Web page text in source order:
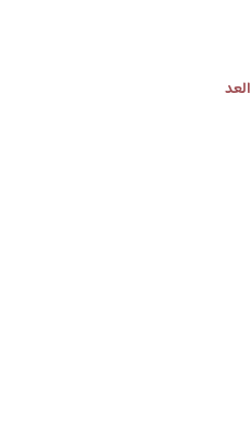
كم باقي على الشتاء 2024 العد